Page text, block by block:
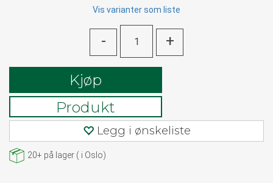
Vis varianter som liste
- +
Kjøp
Produkt
Legg i ønskeliste
20+ på lager ( i Oslo)